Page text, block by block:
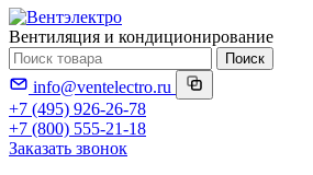
Вентиляция и кондиционирование
Поиск
info@ventelectro.ru
+7 (495) 926-26-78
+7 (800) 555-21-18
Заказать звонок